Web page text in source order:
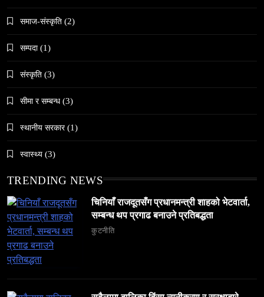
जनकपुरधाममा ‘मधेस प्रादेशिक ललितकला प्रदर्शनी
सम्पदाको केन्द्र
February 9, 2026
समाज-संस्कृति (2)
सम्पदा (1)
संस्कृति (3)
सीमा र सम्बन्ध (3)
स्थानीय सरकार (1)
स्वास्थ्य (3)
TRENDING NEWS
चिनियाँ राजदूतसँग प्रधानमन्त्री शाहको भेटवार्ता,
सम्बन्ध थप प्रगाढ बनाउने प्रतिबद्धता
कुटनीति